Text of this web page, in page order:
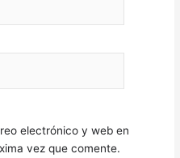
electrónico y web en
vez que comente.